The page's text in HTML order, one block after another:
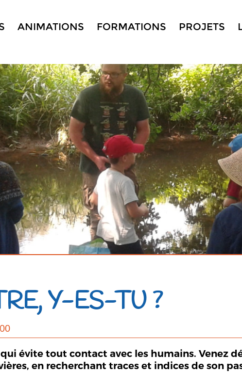
ANIMATIONS FORMATIONS PROJETS
Y-ES-TU ?
évite tout contact avec les humains. Venez
en recherchant traces et indices de son